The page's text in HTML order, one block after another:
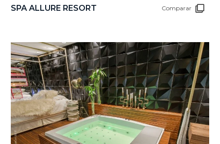
SPA ALLURE RESORT Comparar